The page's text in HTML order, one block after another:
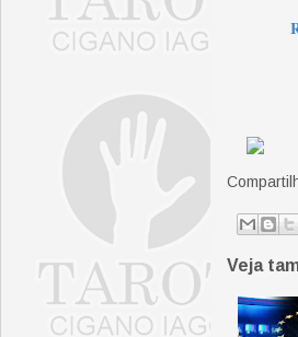
Veja